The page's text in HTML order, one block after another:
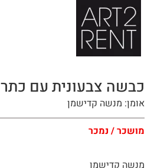
לתוכן
כבשה צבעונית עם כתר
אומן: מנשה קדישמן
מושכר / נמכר
מנשה קדישמן